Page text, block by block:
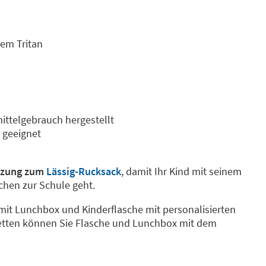
Tritan
hergestellt
zum Lässig-Rucksack, damit Ihr Kind mit seinem
zur Schule geht.
Lunchbox und Kinderflasche mit personalisierten
können Sie Flasche und Lunchbox mit dem